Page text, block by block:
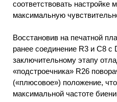
соответствовать настройке
максимальную
Восстановив на печатной
ранее соединение R3 и С8 с
заключительному этапу
«подстроечника» R26
(«плюсовое») положение,
максимальной частоте